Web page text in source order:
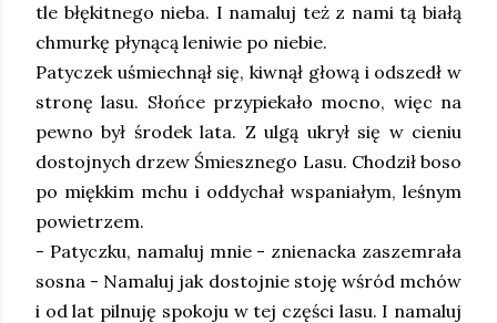
tle błękitnego nieba. I namaluj też z nami tą białą
chmurkę płynącą leniwie po niebie.
Patyczek uśmiechnął się, kiwnął głową i odszedł w
stronę lasu. Słońce przypiekało mocno, więc na
pewno był środek lata. Z ulgą ukrył się w cieniu
dostojnych drzew Śmiesznego Lasu. Chodził boso
po miękkim mchu i oddychał wspaniałym, leśnym
powietrzem.
- Patyczku, namaluj mnie - znienacka zaszemrała
sosna - Namaluj jak dostojnie stoję wśród mchów
i od lat pilnuję spokoju w tej części lasu. I namaluj